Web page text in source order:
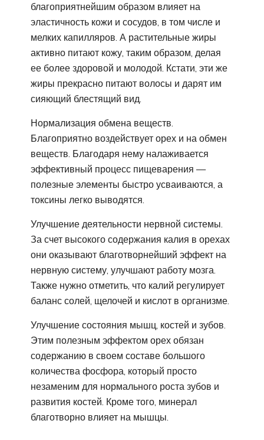
благоприятнейшим образом влияет на
эластичность кожи и сосудов, в том числе и
мелких капилляров. А растительные жиры
активно питают кожу, таким образом, делая
ее более здоровой и молодой. Кстати, эти же
жиры прекрасно питают волосы и дарят им
сияющий блестящий вид.
Нормализация обмена веществ.
Благоприятно воздействует орех и на обмен
веществ. Благодаря нему налаживается
эффективный процесс пищеварения —
полезные элементы быстро усваиваются, а
токсины легко выводятся.
Улучшение деятельности нервной системы.
За счет высокого содержания калия в орехах
они оказывают благотворнейший эффект на
нервную систему, улучшают работу мозга.
Также нужно отметить, что калий регулирует
баланс солей, щелочей и кислот в организме.
Улучшение состояния мышц, костей и зубов.
Этим полезным эффектом орех обязан
содержанию в своем составе большого
количества фосфора, который просто
незаменим для нормального роста зубов и
развития костей. Кроме того, минерал
благотворно влияет на мышцы.